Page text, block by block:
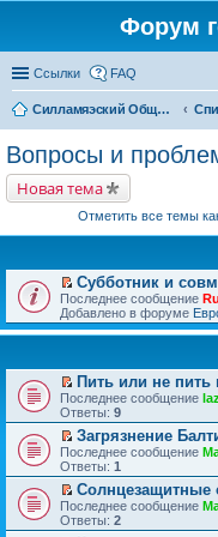
Форум
Ссылки FAQ
Силламяэский Общественный Новостной портал
Вопросы и
Новая тема
Отметить все темы
П
е
р
е
т
и
к
п
е
р
в
о
м
у
н
е
Субботник и
Последнее сообщение
Добавлено в форуме
П
е
р
е
й
т
и
к
п
е
Пить или не
Последнее сообщение
Ответы: 9
П
е
р
е
й
т
Загрязнение
Последнее сообщение
Ответы: 1
П
е
р
Солнцезащитные
Последнее сообщение
Ответы: 2